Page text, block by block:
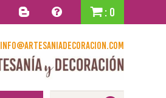
: 0
info@artesaniadecoracion.com